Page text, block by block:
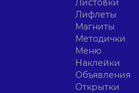
Листовки
Лифлеты
Магниты
Методички
Меню
Наклейки
Объявления
Открытки